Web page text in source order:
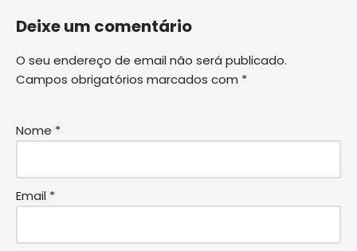
Deixe um comentário
O seu endereço de email não será publicado.
Campos obrigatórios marcados com *
Nome *
Email *